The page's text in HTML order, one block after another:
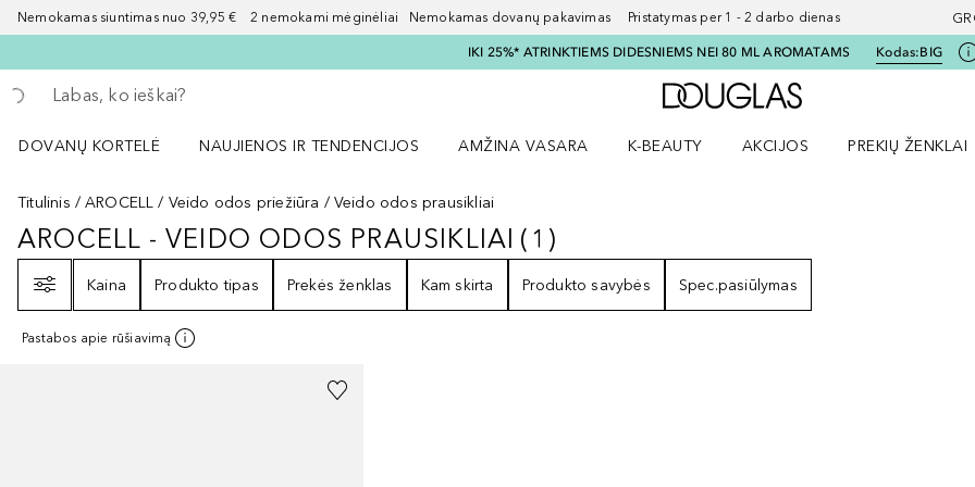
Nemokamas siuntimas nuo 39,95 € 2 nemokami mėginėliai Nemokamas dovanų pakavimas Pristatymas per 1 - 2 darbo dienas
IKI 25%* ATRINKTIEMS DIDESNIEMS NEI 80 ML AROMATAMS Kodas:BIG
Grįžk atgal
Vykdykite paiešką
Į Douglas pagrindinį
DOVANŲ KORTELĖ
NAUJIENOS IR TENDENCIJOS
AMŽINA VASARA
K-BEAUTY
AKCIJOS
PREKIŲ ŽENKLAI
Titulinis
AROCELL Veido odos priežiūra Veido odos prausikliai
AROCELL - VEIDO ODOS PRAUSIKLIAI1REZULTATAI
AROCELL - VEIDO ODOS PRAUSIKLIAI ( 1 )
Kaina
Produkto tipas Prekės ženklas Kam skirta Produkto savybės Spec.pasiūlymas
Pastabos apie rūšiavimą